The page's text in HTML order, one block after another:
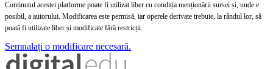
Conținutul acestei platforme poate fi utilizat liber cu condiția menționării sursei și, unde e
posibil, a autorului. Modificarea este permisă, iar operele derivate trebuie, la rândul lor, să
poată fi utilizate liber și modificate fără restricții.
Semnalați o modificare necesară.